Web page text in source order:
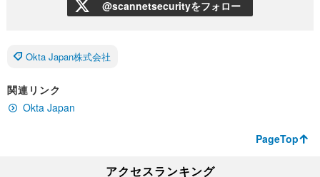
@scannetsecurityをフォロー
Okta Japan株式会社
関連リンク
Okta Japan
PageTop
アクセスランキング